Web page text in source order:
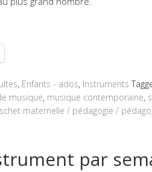
, Enfants - ados, Instruments
musique, musique contemporaine,
maternelle / pédagogie /
par